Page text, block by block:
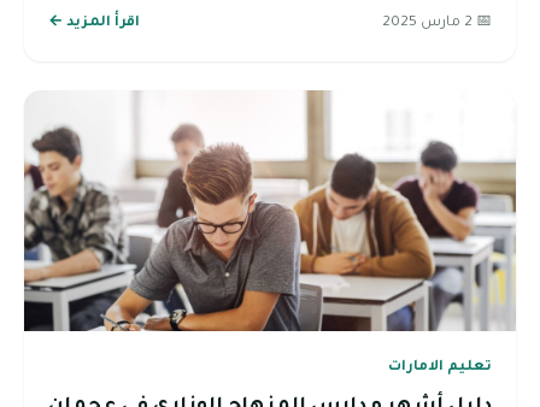
📅 2 مارس 2025 اقرأ المزيد ←
تعليم الامارات